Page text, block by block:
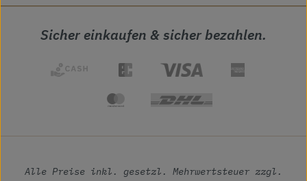
Sicher einkaufen & sicher bezahlen.
Alle Preise inkl. gesetzl. Mehrwertsteuer zzgl.